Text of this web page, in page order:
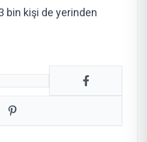
bin kişi de yerinden